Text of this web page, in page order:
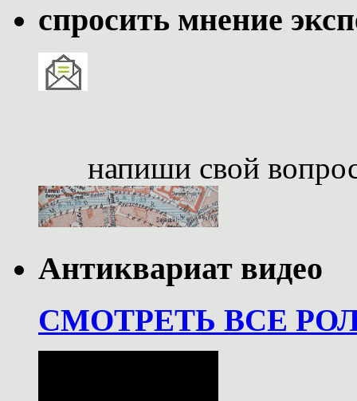
спросить мнение
напиши свой
Антиквариат видео
СМОТРЕТЬ ВСЕ